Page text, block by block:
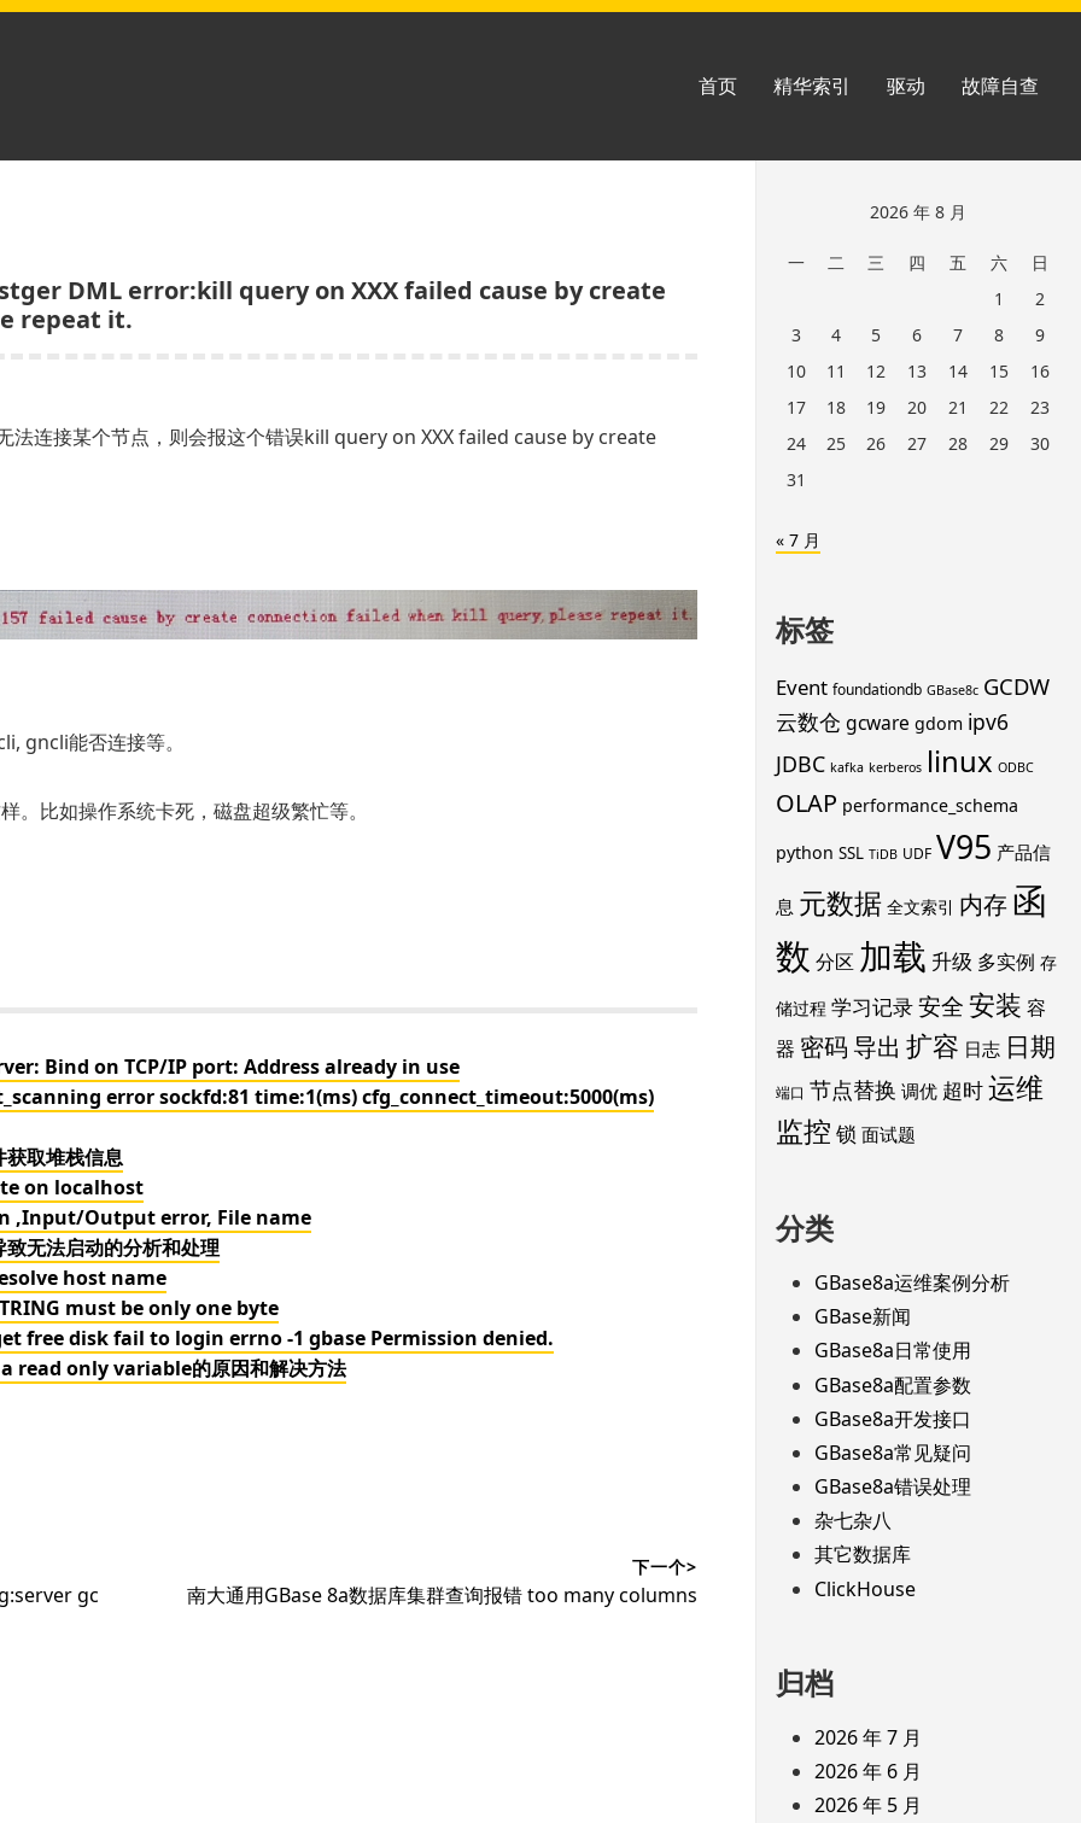
首页 精华索引 驱动 故障自查
DML error:kill query on XXX failed cause by create
repeat it.
法连接某个节点，则会报这个错误kill query on XXX failed cause by create
gncli能否连接等。
。比如操作系统卡死，磁盘超级繁忙等。
Bind on TCP/IP port: Address already in use
error sockfd:81 time:1(ms) cfg_connect_timeout:5000(ms)
取堆栈信息
on localhost
,Input/Output error, File name
无法启动的分析和处理
host name
must be only one byte
free disk fail to login errno -1 gbase Permission denied.
read only variable的原因和解决方法
gc
下一个>
下
南大通用GBase 8a数据库集群查询报错 too many columns
页
2026 年 8 月
一 二 三 四 五 六
日
1
2
3
4 5 6 7 8
9
10
11 12 13 14 15
16
17
18 19 20 21 22
23
24
25 26 27 28 29
30
31
« 7 月
标签
Event foundationdb GBase8c GCDW
云数仓 gcware gdom ipv6
JDBC kafka kerberos linux ODBC
OLAP performance_schema
python SSL TiDB UDF V95 产品信
息 元数据 全文索引 内存函
数 分区 加载 升级 多实例 存
储过程 学习记录安全安装 容
器 密码 导出 扩容 日志 日期
端口 节点替换 调优 超时运维
监控 锁 面试题
分类
GBase8a运维案例分析
GBase新闻
GBase8a日常使用
GBase8a配置参数
GBase8a开发接口
GBase8a常见疑问
GBase8a错误处理
杂七杂八
其它数据库
ClickHouse
归档
2026 年 7 月
2026 年 6 月
2026 年 5 月